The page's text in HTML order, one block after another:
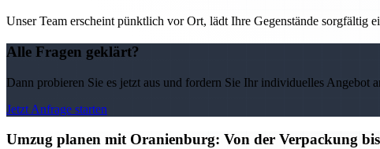
Unser Team erscheint pünktlich vor Ort, lädt Ihre Gegenstände sorgfältig
Alle Fragen geklärt?
Dann probieren Sie es jetzt aus und fordern Sie Ihr individuelles Angebot
Jetzt Anfrage starten
Umzug planen mit Oranienburg: Von der Verpackung